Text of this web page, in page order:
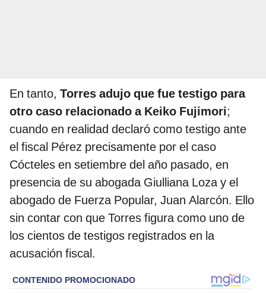
En tanto, Torres adujo que fue testigo para
otro caso relacionado a Keiko Fujimori;
cuando en realidad declaró como testigo ante
el fiscal Pérez precisamente por el caso
Cócteles en setiembre del año pasado, en
presencia de su abogada Giulliana Loza y el
abogado de Fuerza Popular, Juan Alarcón. Ello
sin contar con que Torres figura como uno de
los cientos de testigos registrados en la
acusación fiscal.